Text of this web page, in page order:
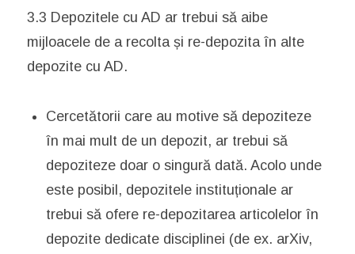
3.3 Depozitele cu AD ar trebui să aibe
mijloacele de a recolta și re-depozita în alte
depozite cu AD.
Cercetătorii care au motive să depoziteze
în mai mult de un depozit, ar trebui să
depoziteze doar o singură dată. Acolo unde
este posibil, depozitele instituționale ar
trebui să ofere re-depozitarea articolelor în
depozite dedicate disciplinei (de ex. arXiv,